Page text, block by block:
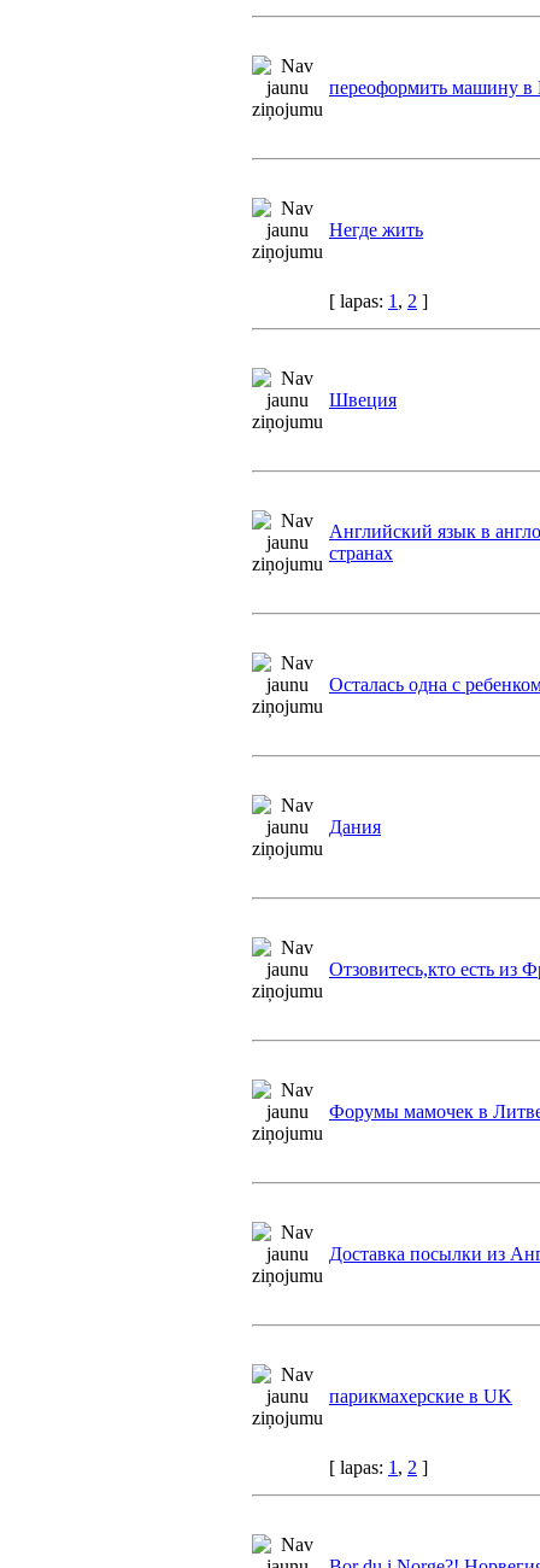
переоформить машину
Негде жить
[ lapas: 1 , 2 ]
Швеция
Английский язык в
странах
Осталась одна с
Дания
Отзовитесь,кто есть из
Форумы мамочек в
Доставка посылки из
парикмахерские в UK
[ lapas: 1 , 2 ]